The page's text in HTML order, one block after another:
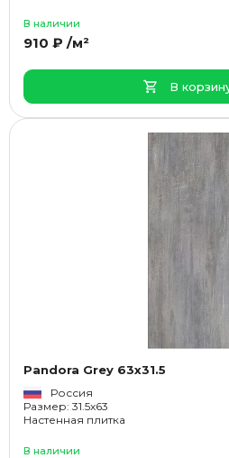
В наличии
910 ₽ /м²
В
Pandora Grey 63x31.5
Россия
Размер: 31.5x63
Настенная плитка
В наличии